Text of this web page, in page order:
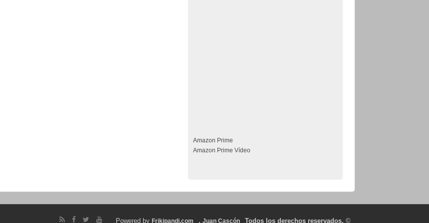
Amazon Prime
Amazon Prime Vídeo
Powered by Frikipandi.com . Juan Cascón Todos los derechos reservados. ©